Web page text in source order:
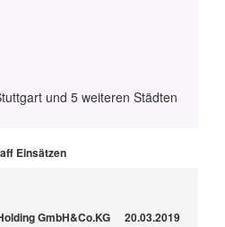
und 5 weiteren Städten
Einsätzen
GmbH&Co.KG 20.03.2019